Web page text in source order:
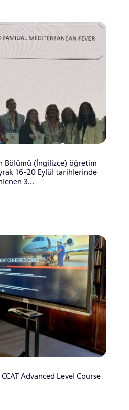
Bölümü (İngilizce) öğretim
16-20 Eylül tarihlerinde
3...
Advanced Level Course